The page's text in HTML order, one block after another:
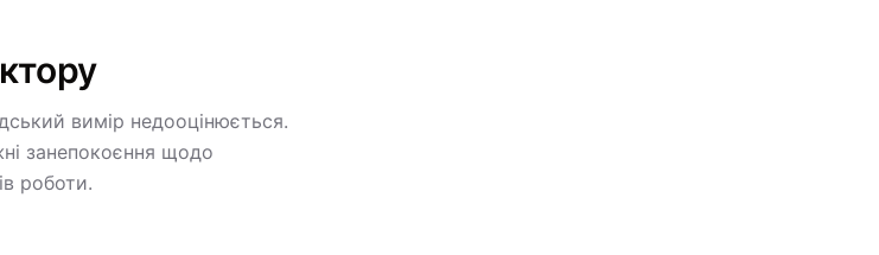
вимір недооцінюється.
занепокоєння щодо
роботи.